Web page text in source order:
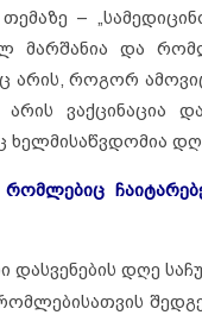
–
მარშანია და
არის, როგორ
ვაქცინაცია
ხელმისაწვდომია
დღე